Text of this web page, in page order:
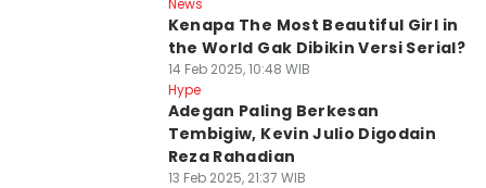
News
Kenapa The Most Beautiful Girl in
the World Gak Dibikin Versi Serial?
14 Feb 2025, 10:48 WIB
Hype
Adegan Paling Berkesan
Tembigiw, Kevin Julio Digodain
Reza Rahadian
13 Feb 2025, 21:37 WIB